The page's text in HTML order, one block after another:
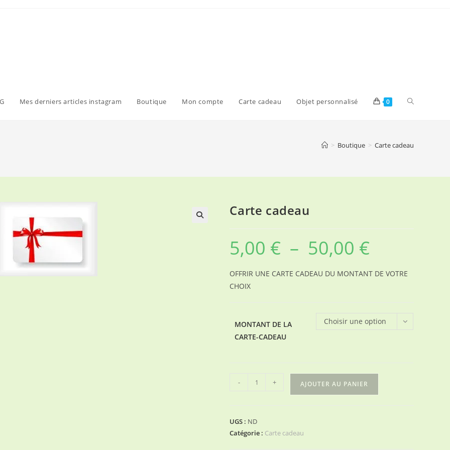
Mes derniers articles instagram Boutique Mon compte Carte cadeau Objet personnalisé 0 Toggle
search
> Boutique > Carte cadeau
Carte cadeau
5,00 € – 50,00 €
à
50,00 €
OFFRIR UNE CARTE CADEAU DU MONTANT DE VOTRE
CHOIX
MONTANT DE LA
CARTE-CADEAU
Choisir une option
quantité
- + AJOUTER AU PANIER
UGS : ND
Catégorie : Carte cadeau